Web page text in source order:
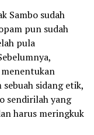
Sambo sudah
pun sudah
pula
sidang etik,
sendirilah yang
harus meringkuk